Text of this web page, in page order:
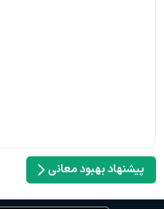
پیشنهاد بهبود معانی